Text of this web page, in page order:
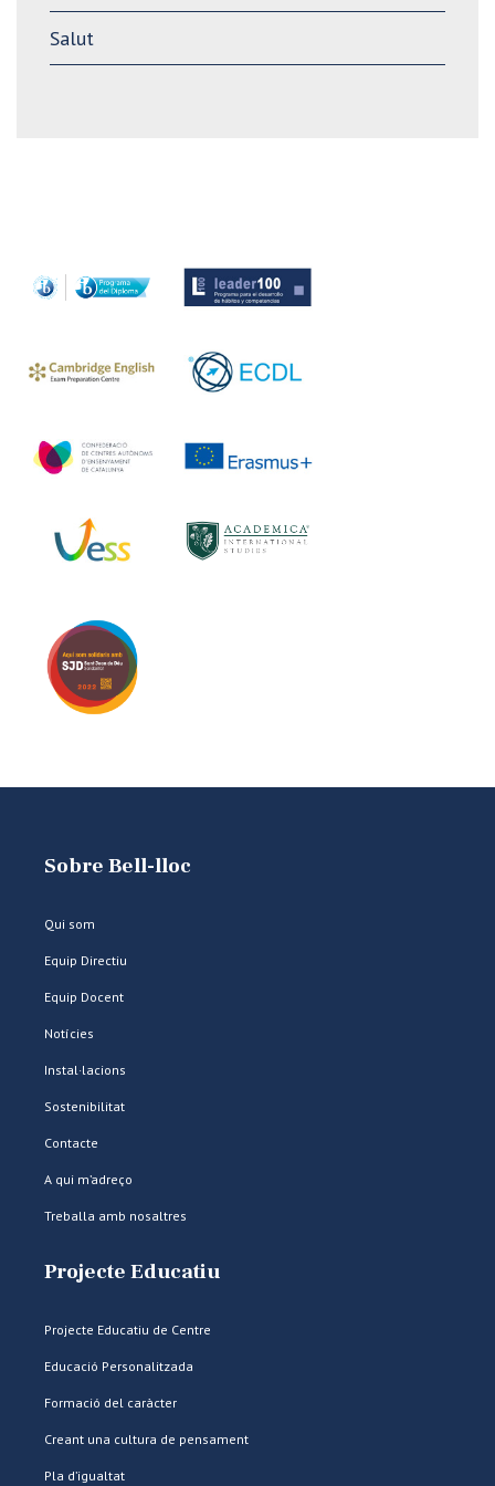
Salut
Sobre Bell-lloc
Qui som
Equip Directiu
Equip Docent
Notícies
Instal·lacions
Sostenibilitat
Contacte
A qui m’adreço
Treballa amb nosaltres
Projecte Educatiu
Projecte Educatiu de Centre
Educació Personalitzada
Formació del caràcter
Creant una cultura de pensament
Pla d’igualtat